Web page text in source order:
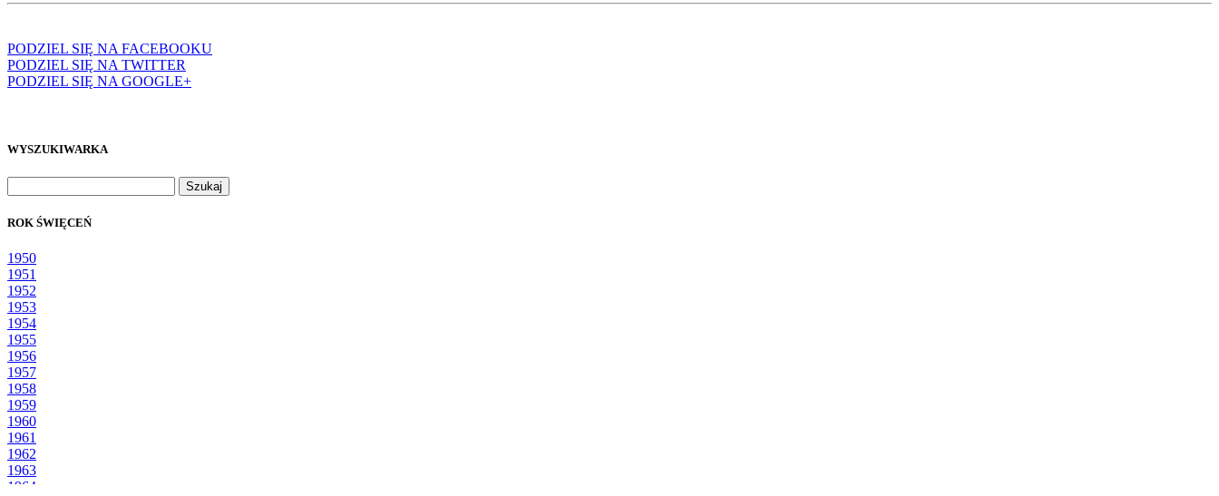
PODZIEL SIĘ NA FACEBOOKU
PODZIEL SIĘ NA TWITTER
PODZIEL SIĘ NA GOOGLE+
WYSZUKIWARKA
ROK ŚWIĘCEŃ
1950
1951
1952
1953
1954
1955
1956
1957
1958
1959
1960
1961
1962
1963
1964